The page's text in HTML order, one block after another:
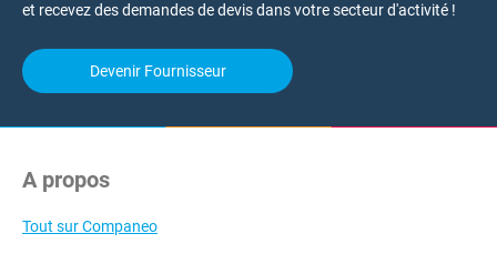
et recevez des demandes de devis dans votre secteur d'activité !
Devenir Fournisseur
A propos
Tout sur Companeo